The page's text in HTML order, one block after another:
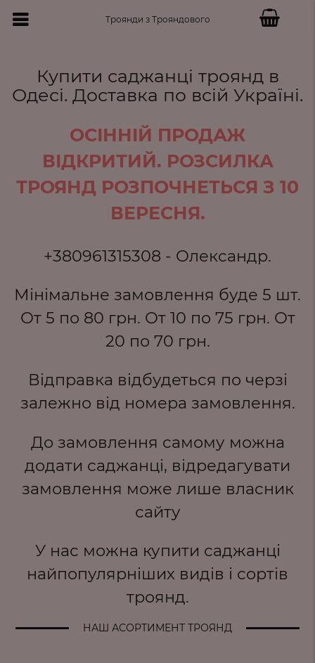
Троянди з Трояндового
Купити саджанці троянд в
Одесі. Доставка по всій Україні.
ОСІННІЙ ПРОДАЖ
ВІДКРИТИЙ. РОЗСИЛКА
ТРОЯНД РОЗПОЧНЕТЬСЯ З 10
ВЕРЕСНЯ.
+380961315308 - Олександр.
Мінімальне замовлення буде 5 шт.
От 5 по 80 грн. От 10 по 75 грн. От
20 по 70 грн.
Вiдправка вiдбудеться по черзi
залежно вiд номера замовлення.
До замовлення самому можна
додати саджанці, відредагувати
замовлення може лише власник
сайту
У нас можна купити саджанці
найпопулярніших видів і сортів
троянд.
НАШ АСОРТИМЕНТ ТРОЯНД